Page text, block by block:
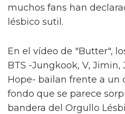
muchos fans han
lésbico sutil.
En el vídeo de "Butter",
BTS -Jungkook, V, Jimin,
Hope- bailan frente a un
fondo que se parece
bandera del Orgullo